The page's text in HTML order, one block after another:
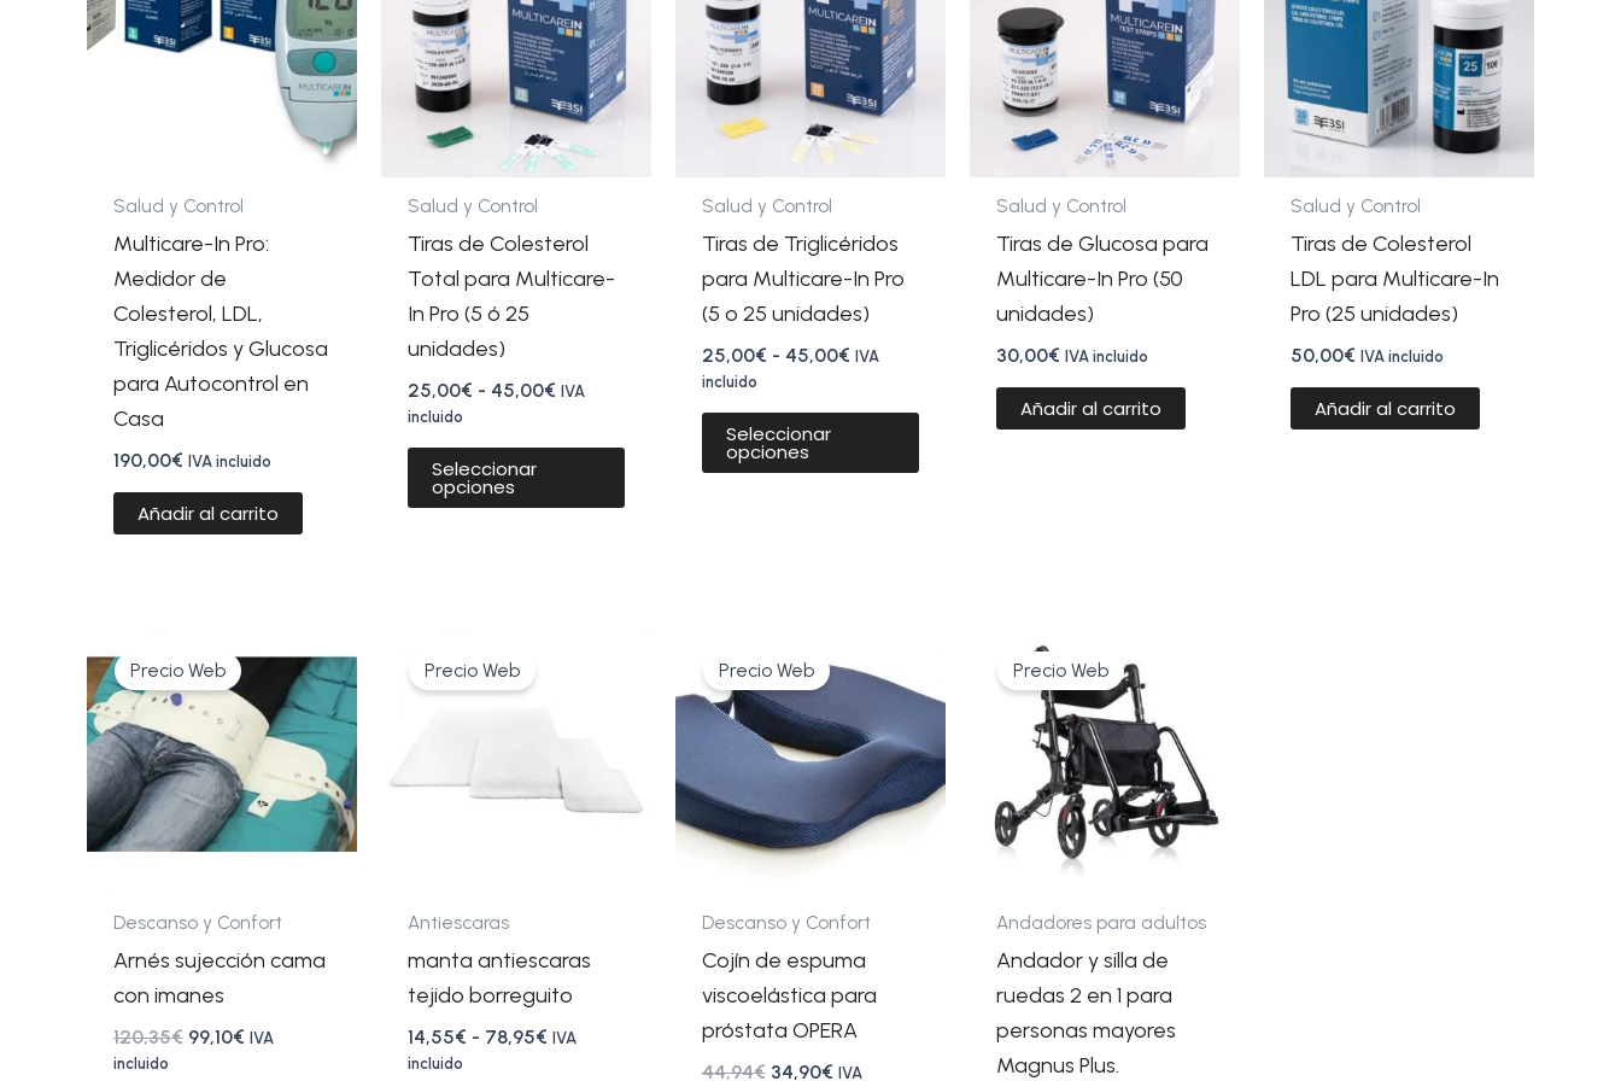
Salud y Control
Multicare-In Pro:
Medidor de
Colesterol, LDL,
Triglicéridos y Glucosa
para Autocontrol en
Casa
190,00€ IVA incluido
Añadir al carrito
Salud y Control
Tiras de Colesterol
Total para Multicare-
In Pro (5 ó 25
unidades)
25,00€ - 45,00€
25,00€
hasta
45,00€
IVA
incluido
Seleccionar
opciones
múltiples
variantes.
Las
producto
Salud y Control
Tiras de Triglicéridos
para Multicare-In Pro
(5 o 25 unidades)
25,00€ - 45,00€
25,00€
hasta
45,00€
IVA
incluido
Seleccionar
opciones
múltiples
variantes.
producto
Salud y Control
Tiras de Glucosa para
Multicare-In Pro (50
unidades)
30,00€ IVA incluido
Añadir al carrito
Salud y Control
Tiras de Colesterol
LDL para Multicare-In
Pro (25 unidades)
50,00€ IVA incluido
Añadir al carrito
Precio Web
Descanso y Confort
Arnés sujección cama
con imanes
120,35€
precio
original
era:
120,35€.
99,10€
precio
actual
es:
99,10€.
IVA
incluido
producto
tiene
múltiples
variantes.
Las
opciones
Precio Web
Antiescaras
manta antiescaras
tejido borreguito
14,55€ - 78,95€
78,95€
IVA
incluido
variantes.
Las
opciones
Precio Web
Descanso y Confort
Cojín de espuma
viscoelástica para
próstata OPERA
44,94€
precio
original
era:
44,94€.
34,90€
precio
actual
34,90€.
IVA
Precio Web
Andadores para adultos
Andador y silla de
ruedas 2 en 1 para
personas mayores
Magnus Plus.
precio
original
era:
197,98€.
precio
actual
es:
150,37€.